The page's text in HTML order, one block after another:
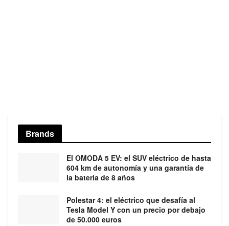
Brands
El OMODA 5 EV: el SUV eléctrico de hasta
604 km de autonomía y una garantía de
la batería de 8 años
Polestar 4: el eléctrico que desafía al
Tesla Model Y con un precio por debajo
de 50.000 euros